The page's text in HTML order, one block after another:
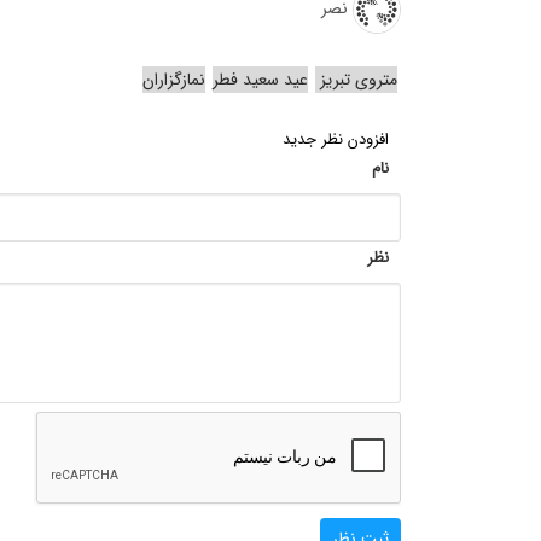
نصر
متروی تبریز عید سعید فطر نمازگزاران
افزودن نظر جدید
نام
نظر